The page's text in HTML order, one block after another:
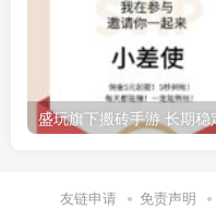
友链申请 免责声明